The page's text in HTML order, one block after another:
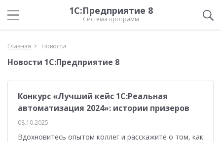
1С:Предприятие 8
Система программ
Главная Новости
Новости 1С:Предприятие 8
Конкурс «Лучший кейс 1С:Реальная
автоматизация 2024»: истории призеров
08.10.2025
Вдохновитесь опытом коллег и расскажите о том, как